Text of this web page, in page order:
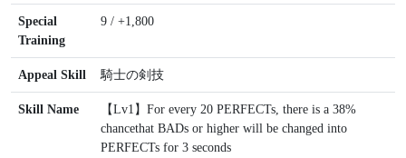
Special
Training
9 / +1,800
Appeal Skill 騎士の剣技
Skill Name
【Lv1】For every 20 PERFECTs, there is a 38%
chancethat BADs or higher will be changed into
PERFECTs for 3 seconds